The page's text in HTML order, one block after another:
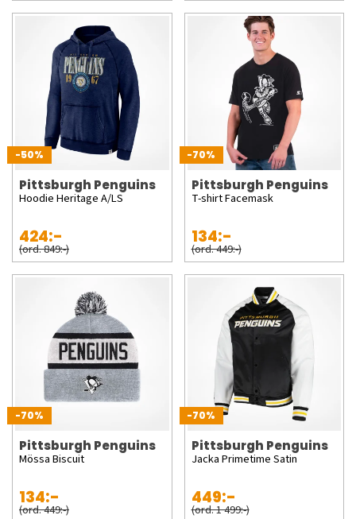
-50%
Pittsburgh Penguins
Hoodie Heritage A/LS
424:-
(ord. 849:-)
-70%
Pittsburgh Penguins
T-shirt Facemask
134:-
(ord. 449:-)
-70%
Pittsburgh Penguins
Mössa Biscuit
134:-
(ord. 449:-)
-70%
Pittsburgh Penguins
Jacka Primetime Satin
449:-
(ord. 1 499:-)